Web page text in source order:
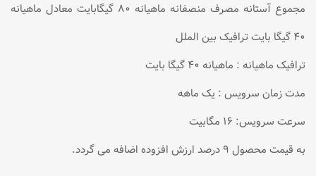
مجموع آستانه مصرف منصفانه ماهیانه ۸۰ گیگابایت معادل ماهیانه
۴۰ گیگا بایت ترافیک بین الملل
ترافیک ماهیانه : ماهیانه ۴۰ گیگا بایت
مدت زمان سرویس : یک ماهه
سرعت سرویس: ۱۶ مگابیت
به قیمت محصول ۹ درصد ارزش افزوده اضافه می گردد.